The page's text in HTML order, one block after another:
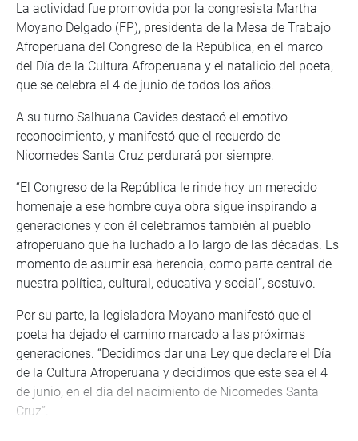
La actividad fue promovida por la congresista Martha
Moyano Delgado (FP), presidenta de la Mesa de Trabajo
Afroperuana del Congreso de la República, en el marco
del Día de la Cultura Afroperuana y el natalicio del poeta,
que se celebra el 4 de junio de todos los años.
A su turno Salhuana Cavides destacó el emotivo
reconocimiento, y manifestó que el recuerdo de
Nicomedes Santa Cruz perdurará por siempre.
“El Congreso de la República le rinde hoy un merecido
homenaje a ese hombre cuya obra sigue inspirando a
generaciones y con él celebramos también al pueblo
afroperuano que ha luchado a lo largo de las décadas. Es
momento de asumir esa herencia, como parte central de
nuestra política, cultural, educativa y social”, sostuvo.
Por su parte, la legisladora Moyano manifestó que el
poeta ha dejado el camino marcado a las próximas
generaciones. “Decidimos dar una Ley que declare el Día
de la Cultura Afroperuana y decidimos que este sea el 4
de junio, en el día del nacimiento de Nicomedes Santa
Cruz”.